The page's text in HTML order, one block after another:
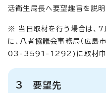
活衛生局長へ要望趣旨を説明
※ 当日取材を行う場合は、7
に、八者協議会事務局（広
03-3591-1292)に取材申込
3 要望先